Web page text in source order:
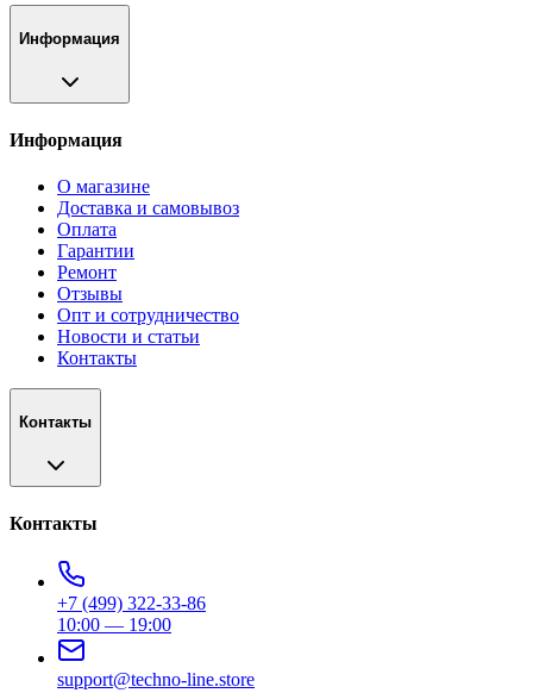
Информация
Информация
О магазине
Доставка и самовывоз
Оплата
Гарантии
Ремонт
Отзывы
Опт и сотрудничество
Новости и статьи
Контакты
Контакты
Контакты
+7 (499) 322-33-86
10:00 — 19:00
support@techno-line.store